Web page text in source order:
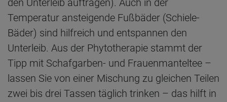
den Unterleib auftragen). Auch in der
Temperatur ansteigende Fußbäder (Schiele-
Bäder) sind hilfreich und entspannen den
Unterleib. Aus der Phytotherapie stammt der
Tipp mit Schafgarben- und Frauenmanteltee –
lassen Sie von einer Mischung zu gleichen Teilen
zwei bis drei Tassen täglich trinken – das hilft in